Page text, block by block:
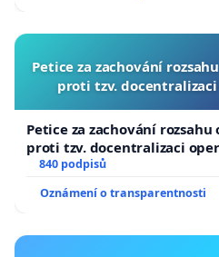
Petice za zachování
proti tzv.
Petice za zachování
proti tzv. docentralizaci
840 podpisů
Oznámení o transparentnosti